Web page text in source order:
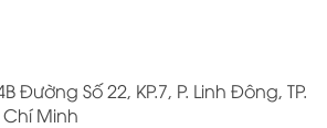
Đường Số 22, KP.7, P. Linh Đông, TP.
Chí Minh